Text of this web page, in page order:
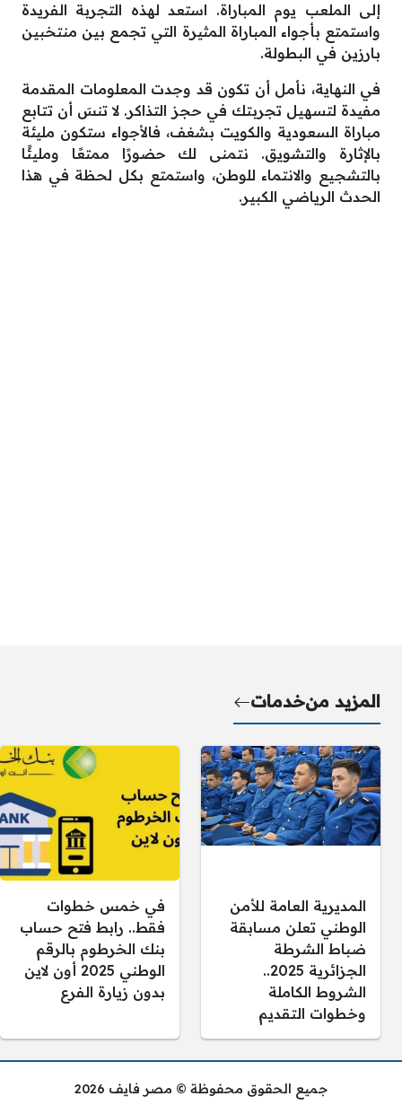
إلى الملعب يوم المباراة. استعد لهذه التجربة الفريدة
واستمتع بأجواء المباراة المثيرة التي تجمع بين منتخبين
بارزين في البطولة.
في النهاية، نأمل أن تكون قد وجدت المعلومات المقدمة
مفيدة لتسهيل تجربتك في حجز التذاكر. لا تنسَ أن تتابع
مباراة السعودية والكويت بشغف، فالأجواء ستكون مليئة
بالإثارة والتشويق. نتمنى لك حضورًا ممتعًا ومليئًا
بالتشجيع والانتماء للوطن، واستمتع بكل لحظة في هذا
الحدث الرياضي الكبير.
المزيد منخدمات
المديرية العامة للأمن
الوطني تعلن مسابقة
ضباط الشرطة
الجزائرية 2025..
الشروط الكاملة
وخطوات التقديم
في خمس خطوات
فقط.. رابط فتح حساب
بنك الخرطوم بالرقم
الوطني 2025 أون لاين
بدون زيارة الفرع
جميع الحقوق محفوظة © مصر فايف 2026